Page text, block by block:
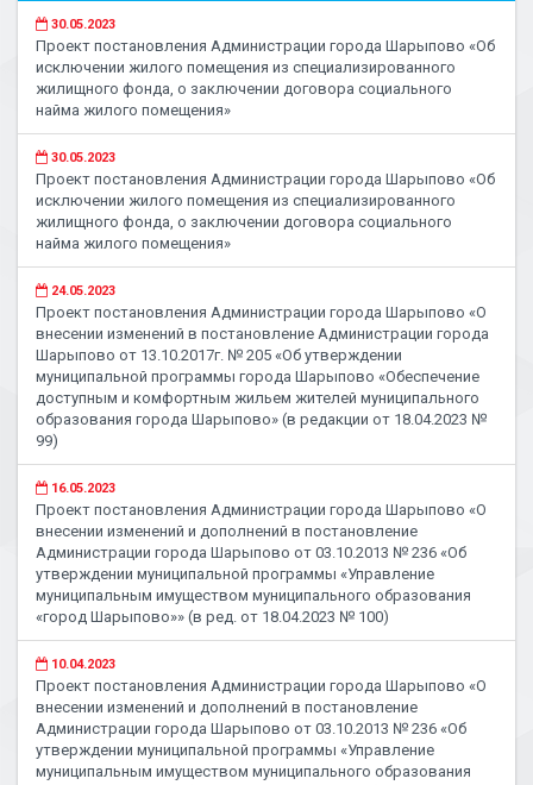
30.05.2023
Проект постановления Администрации города Шарыпово «Об
исключении жилого помещения из специализированного
жилищного фонда, о заключении договора социального
найма жилого помещения»
30.05.2023
Проект постановления Администрации города Шарыпово «Об
исключении жилого помещения из специализированного
жилищного фонда, о заключении договора социального
найма жилого помещения»
24.05.2023
Проект постановления Администрации города Шарыпово «О
внесении изменений в постановление Администрации города
Шарыпово от 13.10.2017г. № 205 «Об утверждении
муниципальной программы города Шарыпово «Обеспечение
доступным и комфортным жильем жителей муниципального
образования города Шарыпово» (в редакции от 18.04.2023 №
99)
16.05.2023
Проект постановления Администрации города Шарыпово «О
внесении изменений и дополнений в постановление
Администрации города Шарыпово от 03.10.2013 № 236 «Об
утверждении муниципальной программы «Управление
муниципальным имуществом муниципального образования
«город Шарыпово»» (в ред. от 18.04.2023 № 100)
10.04.2023
Проект постановления Администрации города Шарыпово «О
внесении изменений и дополнений в постановление
Администрации города Шарыпово от 03.10.2013 № 236 «Об
утверждении муниципальной программы «Управление
муниципальным имуществом муниципального образования